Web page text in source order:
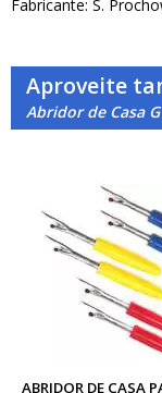
Fabricante: S.
Aproveite
Abridor de Casa
ABRIDOR DE CASA